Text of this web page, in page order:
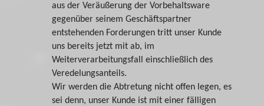
aus der Veräußerung der Vorbehaltsware
gegenüber seinem Geschäftspartner
entstehenden Forderungen tritt unser Kunde
uns bereits jetzt mit ab, im
Weiterverarbeitungsfall einschließlich des
Veredelungsanteils.
Wir werden die Abtretung nicht offen legen, es
sei denn, unser Kunde ist mit einer fälligen